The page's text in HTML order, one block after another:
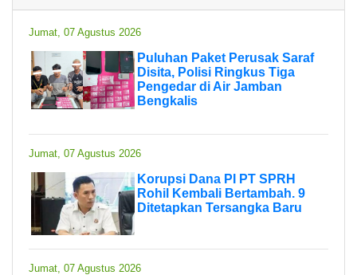
Jumat, 07 Agustus 2026
Puluhan Paket Perusak Saraf
Disita, Polisi Ringkus Tiga
Pengedar di Air Jamban
Bengkalis
Jumat, 07 Agustus 2026
Korupsi Dana PI PT SPRH
Rohil Kembali Bertambah. 9
Ditetapkan Tersangka Baru
Jumat, 07 Agustus 2026